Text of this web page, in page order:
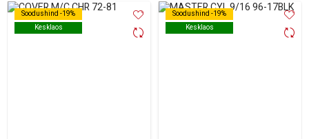
Soodushind -19%
Kesklaos
Soodushind -19%
Kesklaos
Soodushind -19%
Kesklaos
Soodushind -19%
Kesklaos